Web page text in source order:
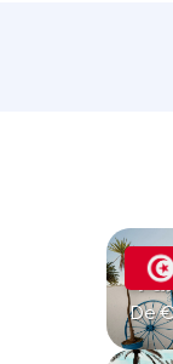
De€